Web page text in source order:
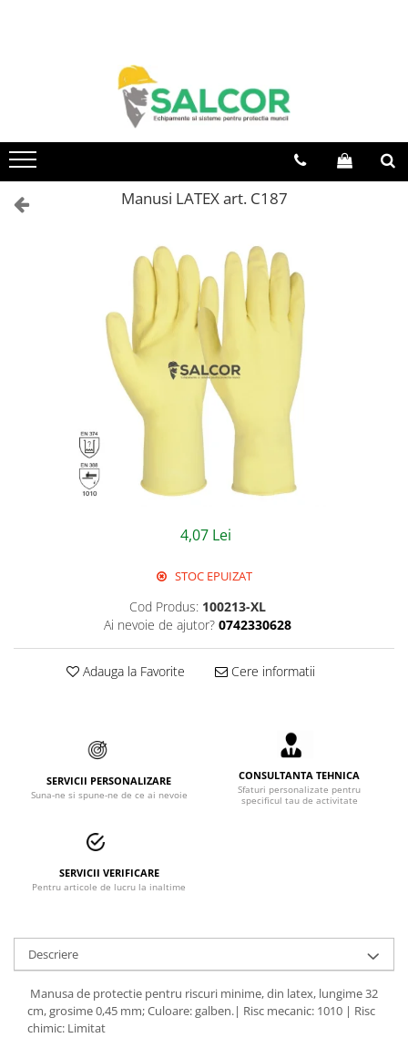
Articole unica folosinta
Camasi
Imbracaminte Femei
Jachete/Bluze Salopeta
Pantaloni cu pieptar
Pantaloni de lucru
Reflectorizante
Softshell
Accesorii alpinism utilitar
Centuri
Mijloace de legatura
Opritoare de cadere
Puncte de ancorare
Manusi LATEX art. C187
4,07 Lei
STOC EPUIZAT
Cod Produs: 100213-XL
Ai nevoie de ajutor? 0742330628
Adauga la Favorite Cere informatii
SERVICII PERSONALIZARE
Suna-ne si spune-ne de ce ai nevoie
CONSULTANTA TEHNICA
Sfaturi personalizate pentru
specificul tau de activitate
SERVICII VERIFICARE
Pentru articole de lucru la inaltime
Descriere
Manusa de protectie pentru riscuri minime, din latex, lungime 32
cm, grosime 0,45 mm; Culoare: galben.| Risc mecanic: 1010 | Risc
chimic: Limitat